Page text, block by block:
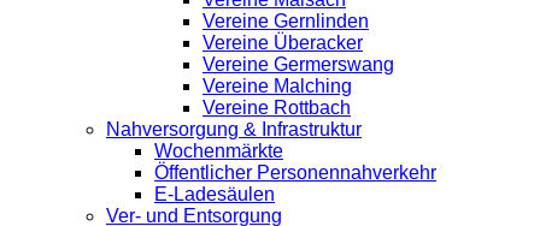
Vereine Gernlinden
Vereine Überacker
Vereine Germerswang
Vereine Malching
Vereine Rottbach
Nahversorgung & Infrastruktur
Wochenmärkte
Öffentlicher Personennahverkehr
E-Ladesäulen
Ver- und Entsorgung